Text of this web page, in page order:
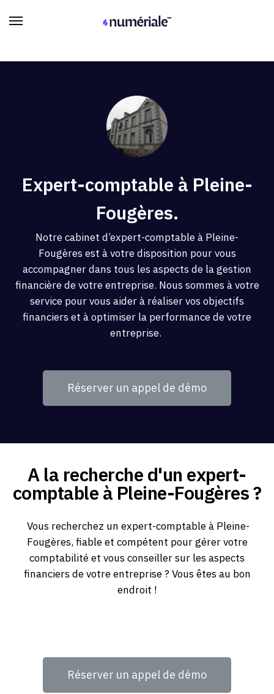
Expert-comptable à Pleine-
Fougères.
Notre cabinet d’expert-comptable à Pleine-
Fougères est à votre disposition pour vous
accompagner dans tous les aspects de la gestion
financière de votre entreprise. Nous sommes à votre
service pour vous aider à réaliser vos objectifs
financiers et à optimiser la performance de votre
entreprise.
Réserver un appel de démo
A la recherche d'un expert-
comptable à Pleine-Fougères ?
Vous recherchez un expert-comptable à Pleine-
Fougères, fiable et compétent pour gérer votre
comptabilité et vous conseiller sur les aspects
financiers de votre entreprise ? Vous êtes au bon
endroit !
Réserver un appel de démo